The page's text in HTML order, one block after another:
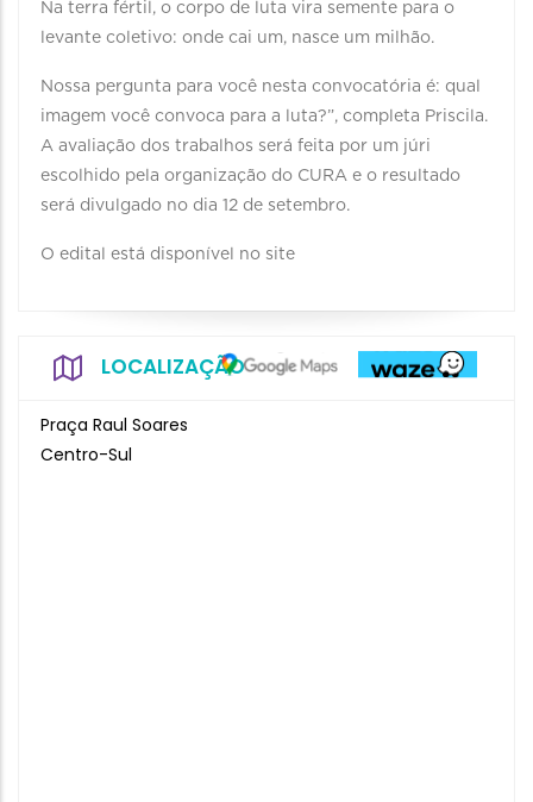
Na terra fértil, o corpo de luta vira semente para o
levante coletivo: onde cai um, nasce um milhão.
Nossa pergunta para você nesta convocatória é: qual
imagem você convoca para a luta?”, completa Priscila.
A avaliação dos trabalhos será feita por um júri
escolhido pela organização do CURA e o resultado
será divulgado no dia 12 de setembro.
O edital está disponível no site
LOCALIZAÇÃO
Praça Raul Soares
Centro-Sul